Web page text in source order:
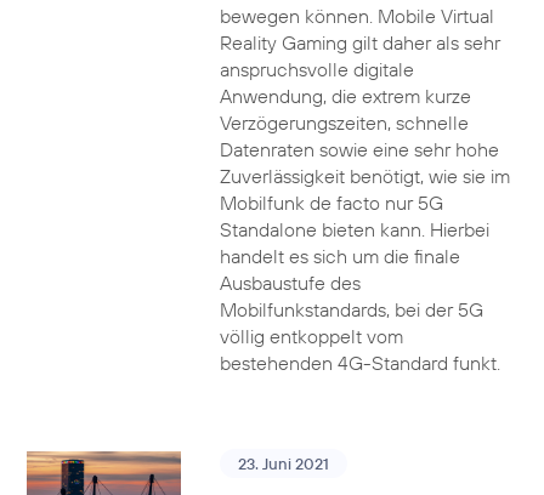
bewegen können. Mobile Virtual
Reality Gaming gilt daher als sehr
anspruchsvolle digitale
Anwendung, die extrem kurze
Verzögerungszeiten, schnelle
Datenraten sowie eine sehr hohe
Zuverlässigkeit benötigt, wie sie im
Mobilfunk de facto nur 5G
Standalone bieten kann. Hierbei
handelt es sich um die finale
Ausbaustufe des
Mobilfunkstandards, bei der 5G
völlig entkoppelt vom
bestehenden 4G-Standard funkt.
23. Juni 2021